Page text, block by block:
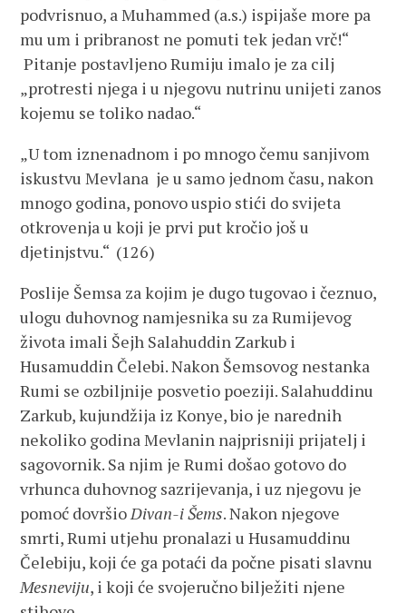
podvrisnuo, a Muhammed (a.s.) ispijaše more pa
mu um i pribranost ne pomuti tek jedan vrč!“
Pitanje postavljeno Rumiju imalo je za cilj
„protresti njega i u njegovu nutrinu unijeti zanos
kojemu se toliko nadao.“
„U tom iznenadnom i po mnogo čemu sanjivom
iskustvu Mevlana je u samo jednom času, nakon
mnogo godina, ponovo uspio stići do svijeta
otkrovenja u koji je prvi put kročio još u
djetinjstvu.“ (126)
Poslije Šemsa za kojim je dugo tugovao i čeznuo,
ulogu duhovnog namjesnika su za Rumijevog
života imali Šejh Salahuddin Zarkub i
Husamuddin Čelebi. Nakon Šemsovog nestanka
Rumi se ozbiljnije posvetio poeziji. Salahuddinu
Zarkub, kujundžija iz Konye, bio je narednih
nekoliko godina Mevlanin najprisniji prijatelj i
sagovornik. Sa njim je Rumi došao gotovo do
vrhunca duhovnog sazrijevanja, i uz njegovu je
pomoć dovršioDivan-i Šems. Nakon njegove
smrti, Rumi utjehu pronalazi u Husamuddinu
Čelebiju, koji će ga potaći da počne pisati slavnu
Mesneviju, i koji će svojeručno bilježiti njene